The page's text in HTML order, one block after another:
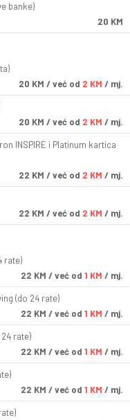
banke)
20 KM
20 KM / već od 2 KM / mj.
20 KM / već od 2 KM / mj.
INSPIRE i Platinum kartica
22 KM / već od 2 KM / mj.
22 KM / već od 2 KM / mj.
rate)
22 KM / već od 1 KM / mj.
(do 24 rate)
22 KM / već od 1 KM / mj.
rate)
22 KM / već od 1 KM / mj.
22 KM / već od 1 KM / mj.